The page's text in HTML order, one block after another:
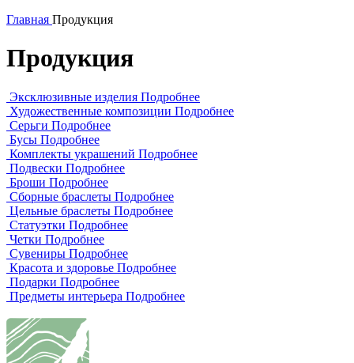
Главная Продукция
Продукция
Эксклюзивные изделия Подробнее
Художественные композиции Подробнее
Серьги Подробнее
Бусы Подробнее
Комплекты украшений Подробнее
Подвески Подробнее
Броши Подробнее
Сборные браслеты Подробнее
Цельные браслеты Подробнее
Статуэтки Подробнее
Четки Подробнее
Сувениры Подробнее
Красота и здоровье Подробнее
Подарки Подробнее
Предметы интерьера Подробнее